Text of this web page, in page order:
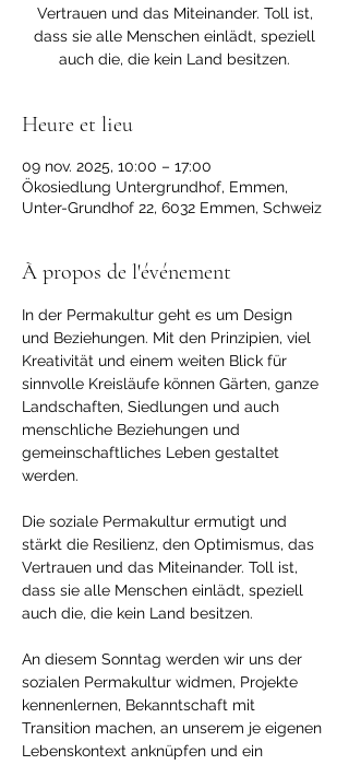
Vertrauen und das Miteinander. Toll ist,
dass sie alle Menschen einlädt, speziell
auch die, die kein Land besitzen.
Heure et lieu
09 nov. 2025, 10:00 – 17:00
Ökosiedlung Untergrundhof, Emmen,
Unter-Grundhof 22, 6032 Emmen, Schweiz
À propos de l'événement
In der Permakultur geht es um Design
und Beziehungen. Mit den Prinzipien, viel
Kreativität und einem weiten Blick für
sinnvolle Kreisläufe können Gärten, ganze
Landschaften, Siedlungen und auch
menschliche Beziehungen und
gemeinschaftliches Leben gestaltet
werden.
Die soziale Permakultur ermutigt und
stärkt die Resilienz, den Optimismus, das
Vertrauen und das Miteinander. Toll ist,
dass sie alle Menschen einlädt, speziell
auch die, die kein Land besitzen.
An diesem Sonntag werden wir uns der
sozialen Permakultur widmen, Projekte
kennenlernen, Bekanntschaft mit
Transition machen, an unserem je eigenen
Lebenskontext anknüpfen und ein